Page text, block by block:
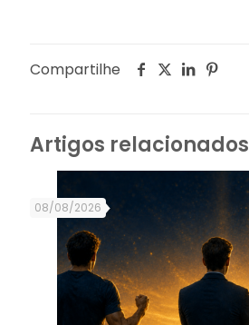
Compartilhe
Artigos relacionados
08/08/2026